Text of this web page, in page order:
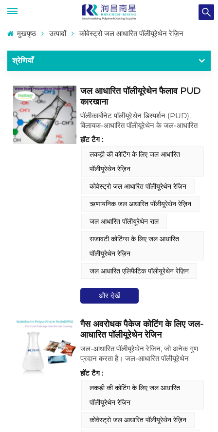
मुखपृष्ठ उत्पादों कोवेस्ट्रो जल आधारित पॉलीयूरेथेन रेज़िन
श्रेणियाँ
जल आधारित पॉलीयूरेथेन फैलाव PUD
कारखाना
पॉलीकार्बोनेट पॉलीयूरेथेन डिस्पर्शन (PUD),
विलायक-आधारित पॉलीयूरेथेन के जल-आधारित
विकल्प हैं। विलायक-आधारित रेजिन के विपरीत,
PUD फिल्म निर्माण के लिए जल वाष्पीकरण पर
निर्भर करते हैं। उनकी बहुलक संरचना और
सूत्रीकरण योजक, आसंजन, लचीलेपन और
स्थायित्व जैसे गुणों को महत्वपूर्ण रूप से प्रभावित
करते हैं। प्रदर्शन को अनुकूलित करने के लिए
उचित सूत्रीकरण अत्यंत महत्वपूर्ण है, क्योंकि
PUD को प्रभावी फिल्म निर्माण और यांत्रिक गुणों
के संतुलन की आवश्यकता होती है।
हॉट टैग :
लकड़ी की कोटिंग के लिए जल आधारित
पॉलीयूरेथेन रेज़िन
कोवेस्ट्रो जल आधारित पॉलीयूरेथेन रेज़िन
ऋणायनिक जल आधारित पॉलीयूरेथेन रेज़िन
जल आधारित पॉलीयूरेथेन राल
सजावटी कोटिंग्स के लिए जल आधारित
पॉलीयूरेथेन रेज़िन
जल आधारित एलिफैटिक पॉलीयूरेथेन रेज़िन
और देखें
गैस अवरोधक पैकेज कोटिंग के लिए जल-
आधारित पॉलीयूरेथेन रेजिन
जल-आधारित पॉलीयूरेथेन रेजिन, जो अनेक गुण
प्रदान करता है। जल-आधारित पॉलीयूरेथेन
बाइंडर अच्छे ऑक्सीजन-अवरोधक गुण प्रदर्शित
करता है और इसके अतिरिक्त, खाद्य पैकेजिंग
फिल्मों के लिए वाष्पीकृत एल्युमीनियम और एल्युमिना
परत के लिए एक आधार और सुरक्षात्मक परत के
रूप में कार्य करता है। पॉलीयूरेथेन फैलाव का
उपयोग सौर सेल बैक शीट्स के लिए ऑक्सीजन
अवरोधक परत के रूप में भी किया जाता है।
हॉट टैग :
लकड़ी की कोटिंग के लिए जल आधारित
पॉलीयूरेथेन रेज़िन
कोवेस्ट्रो जल आधारित पॉलीयूरेथेन रेज़िन